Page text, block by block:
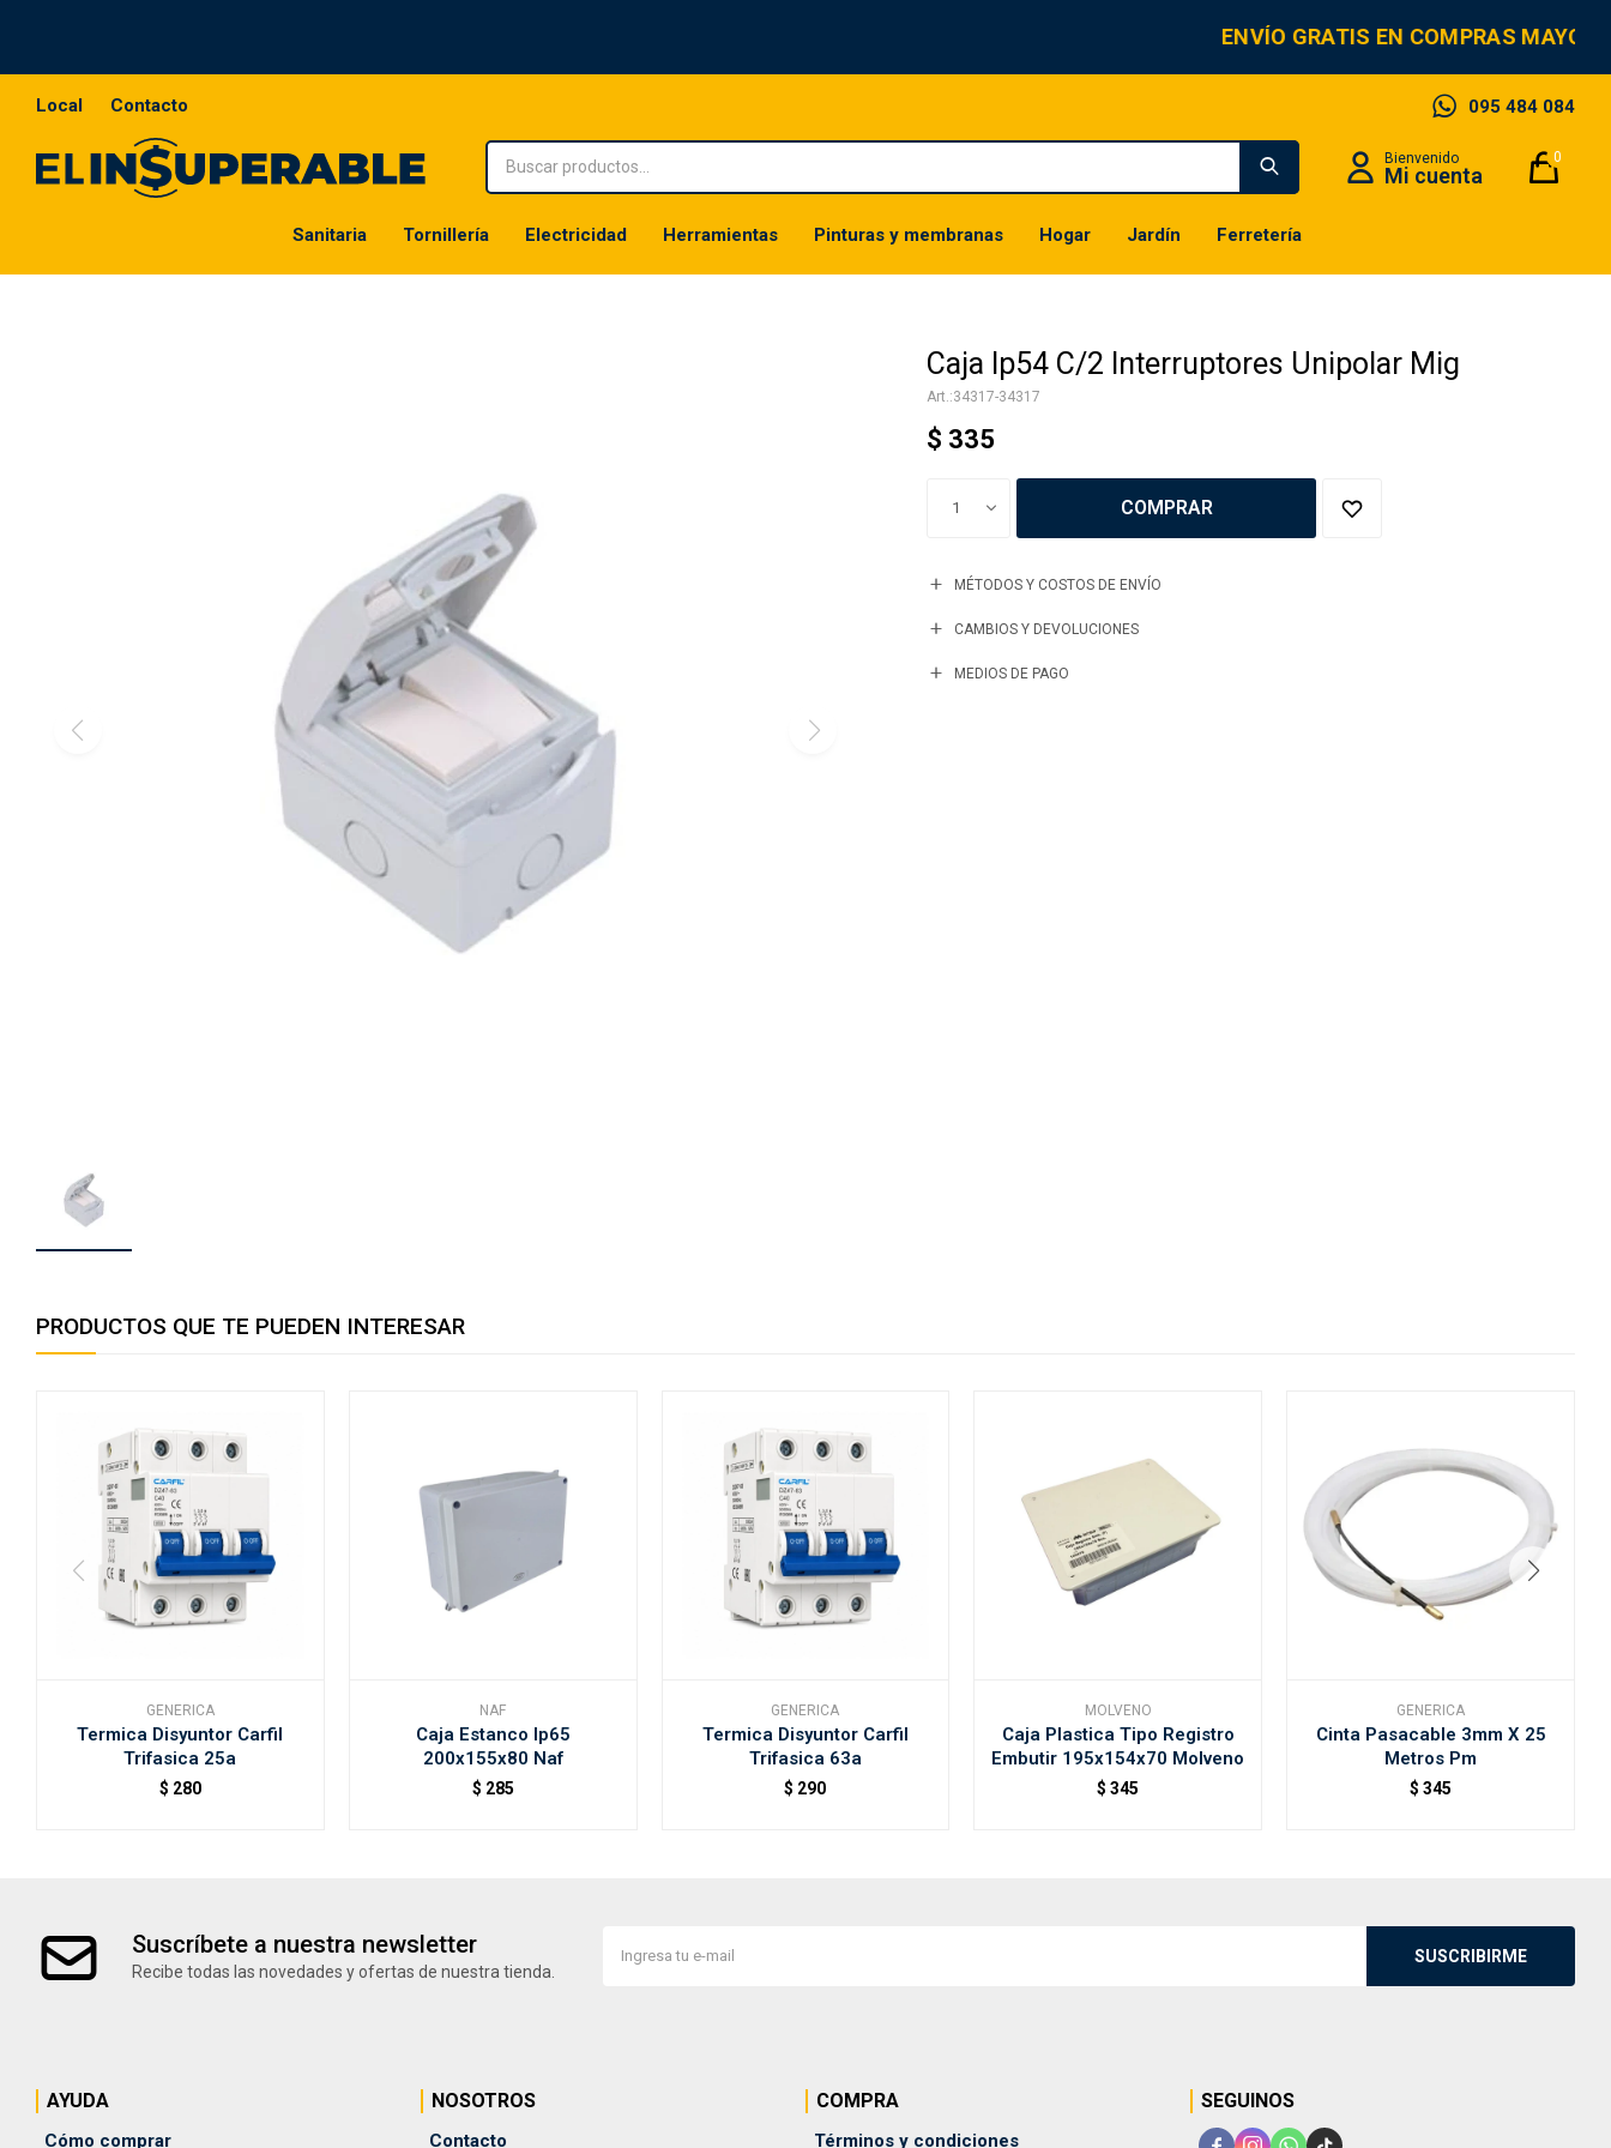
ENVÍO GRATIS EN COMPRAS
Sanitaria Tornillería Electricidad Herramientas Pinturas y membranas Hogar Jardín Ferretería
0
095 484 084
Local Contacto
Caja Ip54 C/2 Interruptores Unipolar Mig
34317-34317
$ 335
1 COMPRAR
MÉTODOS Y COSTOS DE ENVÍO
CAMBIOS Y DEVOLUCIONES
MEDIOS DE PAGO
PRODUCTOS QUE TE PUEDEN INTERESAR
GENERICA
Termica Disyuntor Carfil
Trifasica 25a
$ 280
NAF
Caja Estanco Ip65
200x155x80 Naf
$ 285
GENERICA
Termica Disyuntor Carfil
Trifasica 63a
$ 290
MOLVENO
Caja Plastica Tipo Registro
Embutir 195x154x70 Molveno
$ 345
GENERICA
Cinta Pasacable 3mm X 25
Metros Pm
$ 345
Suscríbete a nuestra newsletter
Recibe todas las novedades y ofertas de nuestra tienda.
SUSCRIBIRME
AYUDA
Cómo comprar
NOSOTROS
Contacto
COMPRA
Términos y condiciones
SEGUINOS